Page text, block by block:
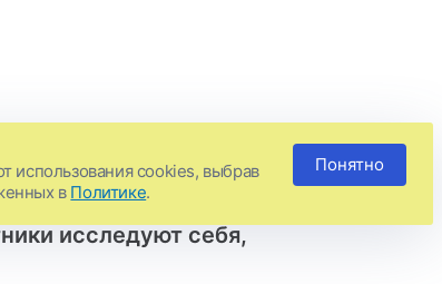
опыт, чтобы противостоять
исследуют себя,
использования cookies, выбрав
в Политике.
Понятно